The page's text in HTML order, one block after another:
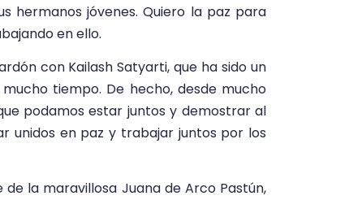
hermanos jóvenes. Quiero la paz para
en ello.
con Kailash Satyarti, que ha sido un
tiempo. De hecho, desde mucho
podamos estar juntos y demostrar al
unidos en paz y trabajar juntos por los
la maravillosa Juana de Arco Pastún,